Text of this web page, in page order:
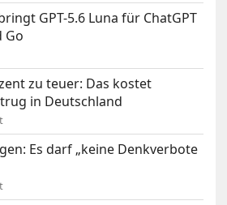
GPT-5.6 Luna für ChatGPT
Go
zu teuer: Das kostet
in Deutschland
Es darf „keine Denkverbote